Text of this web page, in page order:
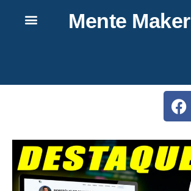
Mente Maker